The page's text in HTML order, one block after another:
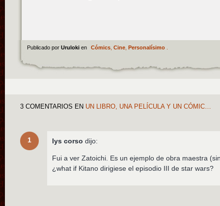
Publicado por Uruloki en Cómics, Cine, Personalísimo.
3 COMENTARIOS EN UN LIBRO, UNA PELÍCULA Y UN CÓMIC…
1 lys corso dijo:
Fui a ver Zatoichi. Es un ejemplo de obra maestra
¿what if Kitano dirigiese el episodio III de star wars?